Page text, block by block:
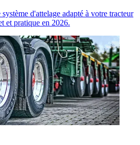
d'attelage adapté à votre tracteur
et pratique en 2026.